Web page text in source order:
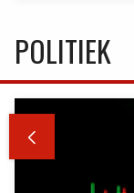
POLITIEK
